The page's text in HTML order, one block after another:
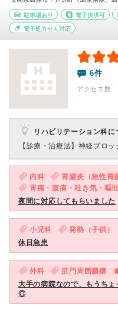
駐車場あり 電子決済可
電子処方せん対応
6件
アクセス数
リハビリテーション科に
【診療・治療法】 神経ブロッ
内科
胃腸炎（急性胃
胃痛・腹痛・吐き気・嘔
夜間に対応してもらいました
小児科 発熱（子供）
休日急患
外科 肛門周囲膿瘍
大手の病院なので、もうち
◎